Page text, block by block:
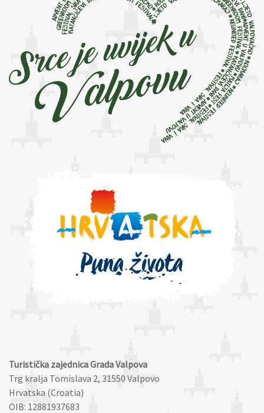
Turistička zajednica Grada Valpova
Trg kralja Tomislava 2, 31550 Valpovo
Hrvatska (Croatia)
OIB: 12881937683